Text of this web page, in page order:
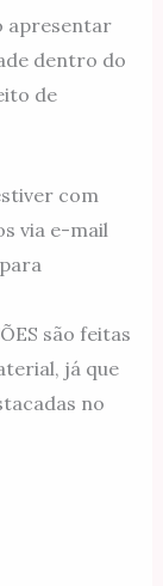
apresentar
dentro do
de
com
via e-mail
são feitas
já que
no